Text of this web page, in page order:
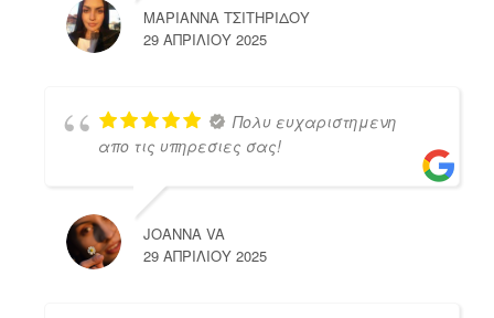
ΜΑΡΙΑΝΝΑ ΤΣΙΤΗΡΙΔΟΥ
29 ΑΠΡΙΛΊΟΥ 2025
Πολυ ευχαριστημενη
απο τις υπηρεσιες σας!
JOANNA VA
29 ΑΠΡΙΛΊΟΥ 2025